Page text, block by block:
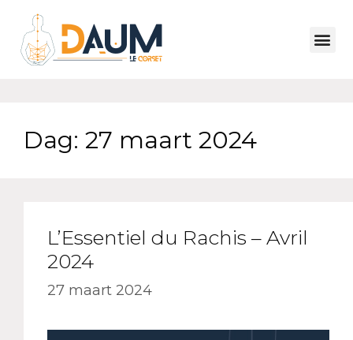
Dag: 27 maart 2024
L’Essentiel du Rachis – Avril
2024
27 maart 2024